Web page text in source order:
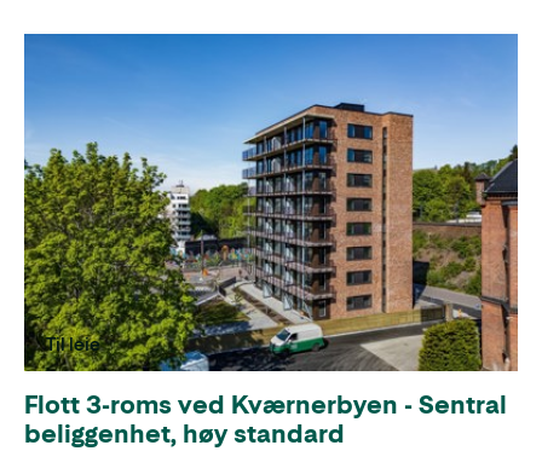
Flott 3-roms ved Kværnerbyen - Sentral
beliggenhet, høy standard
Til leie